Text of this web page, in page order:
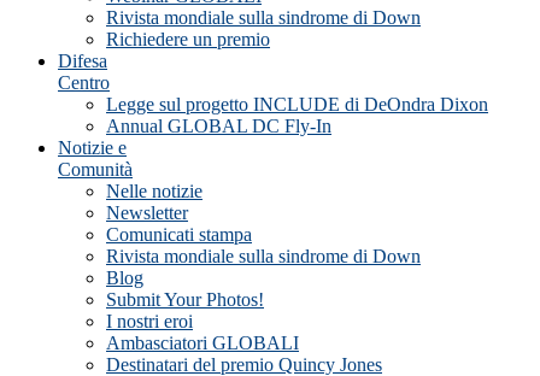
Rivista mondiale sulla sindrome di Down
Richiedere un premio
Difesa
Centro
Legge sul progetto INCLUDE di DeOndra Dixon
Annual GLOBAL DC Fly-In
Notizie e
Comunità
Nelle notizie
Newsletter
Comunicati stampa
Rivista mondiale sulla sindrome di Down
Blog
Submit Your Photos!
I nostri eroi
Ambasciatori GLOBALI
Destinatari del premio Quincy Jones